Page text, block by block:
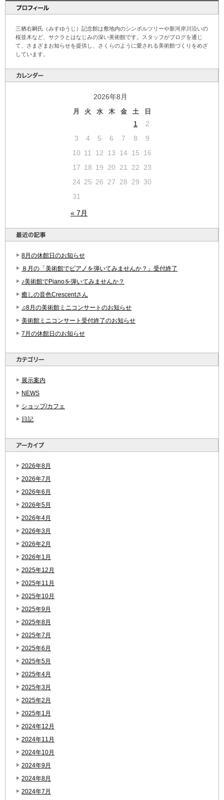
三栖右嗣氏（みすゆうじ）記念館は敷地内のシンボルツリーや新河岸川沿いの
桜並木など、サクラとはなじみの深い美術館です。スタッフがブログを通じ
て、さまざまお知らせを提供し、さくらのように愛される美術館づくりをめざ
しています。
2026年8月
月 火 水 木 金 土 日
« 7月
1
2
3
4 5 6 7 8
9
10 11 12 13 14 15
16
17 18 19 20 21 22
23
24 25 26 27 28 29
30
31
8月の休館日のお知らせ
８月の「美術館でピアノを弾いてみませんか？」受付終了
♪美術館でPianoを弾いてみませんか？
癒しの音色Crescentさん
♫8月の美術館ミニコンサートのお知らせ
美術館ミニコンサート受付終了のお知らせ
7月の休館日のお知らせ
展示案内
NEWS
ショップ/カフェ
日記
2026年8月
2026年7月
2026年6月
2026年5月
2026年4月
2026年3月
2026年2月
2026年1月
2025年12月
2025年11月
2025年10月
2025年9月
2025年8月
2025年7月
2025年6月
2025年5月
2025年4月
2025年3月
2025年2月
2025年1月
2024年12月
2024年11月
2024年10月
2024年9月
2024年8月
2024年7月